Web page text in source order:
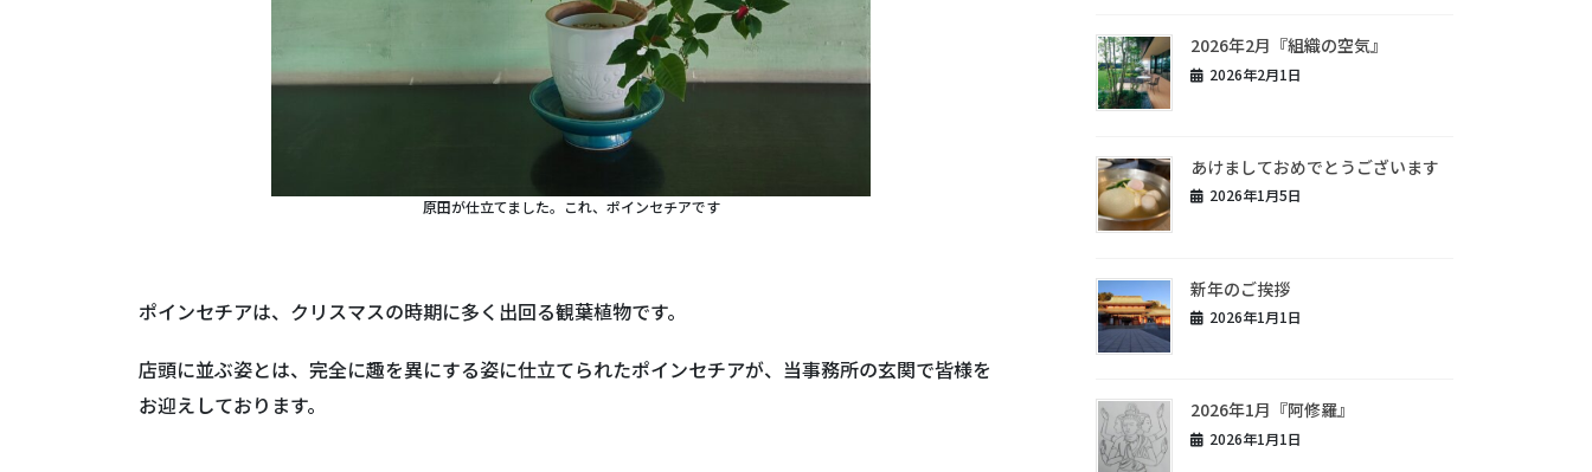
原田が仕立てました。これ、ポインセチアです
ポインセチアは、クリスマスの時期に多く出回る観葉植物です。
店頭に並ぶ姿とは、完全に趣を異にする姿に仕立てられたポインセチアが、当事務所の玄関で皆様を
お迎えしております。
2026年2月『組織の空気』
2026年2月1日
あけましておめでとうございます
2026年1月5日
新年のご挨拶
2026年1月1日
2026年1月『阿修羅』
2026年1月1日